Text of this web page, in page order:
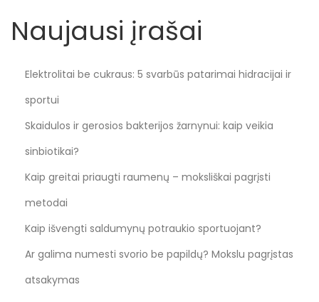
Naujausi įrašai
Elektrolitai be cukraus: 5 svarbūs patarimai hidracijai ir
sportui
Skaidulos ir gerosios bakterijos žarnynui: kaip veikia
sinbiotikai?
Kaip greitai priaugti raumenų – moksliškai pagrįsti
metodai
Kaip išvengti saldumynų potraukio sportuojant?
Ar galima numesti svorio be papildų? Mokslu pagrįstas
atsakymas